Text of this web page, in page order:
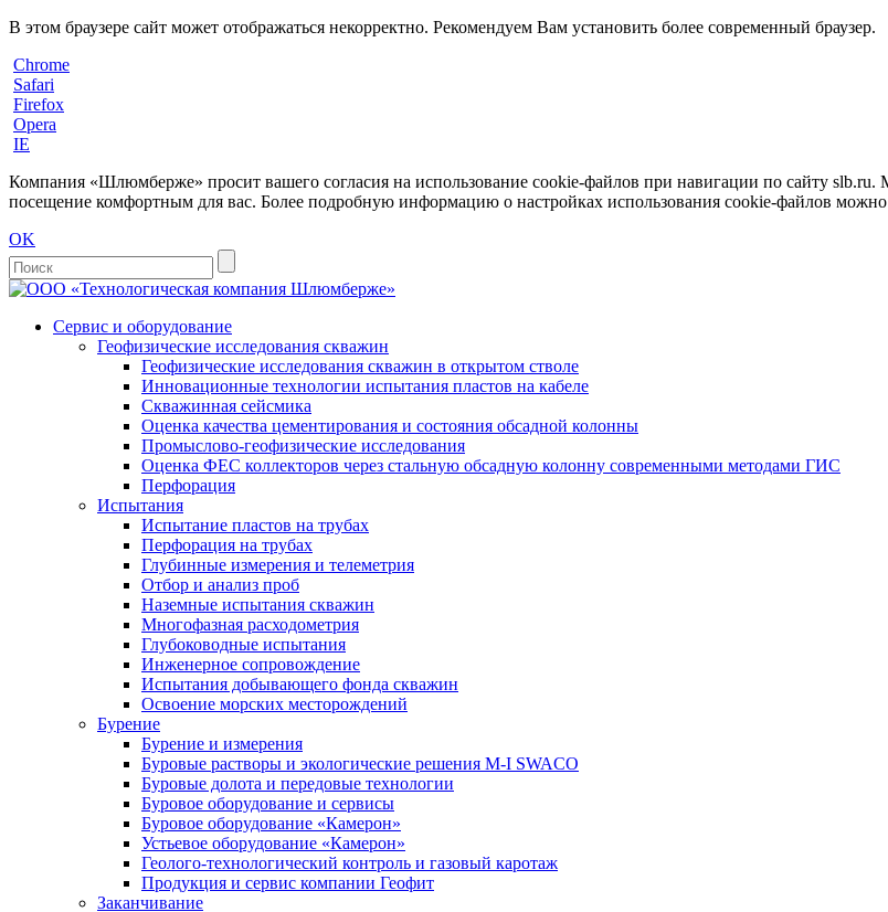
В этом браузере сайт может отображаться некорректно. Рекомендуем Вам установить более современный браузер.
Chrome
Safari
Firefox
Opera
IE
Компания «Шлюмберже» просит вашего согласия на использование cookie-файлов при навигации по сайту slb.ru.
посещение комфортным для вас. Более подробную информацию о настройках использования cookie-файлов можно
OK
Сервис и оборудование
Геофизические исследования скважин
Геофизические исследования скважин в открытом стволе
Инновационные технологии испытания пластов на кабеле
Скважинная сейсмика
Оценка качества цементирования и состояния обсадной колонны
Промыслово-геофизические исследования
Оценка ФЕС коллекторов через стальную обсадную колонну современными методами ГИС
Перфорация
Испытания
Испытание пластов на трубах
Перфорация на трубах
Глубинные измерения и телеметрия
Отбор и анализ проб
Наземные испытания скважин
Многофазная расходометрия
Глубоководные испытания
Инженерное сопровождение
Испытания добывающего фонда скважин
Освоение морских месторождений
Бурение
Бурение и измерения
Буровые растворы и экологические решения M-I SWACO
Буровые долота и передовые технологии
Буровое оборудование и сервисы
Буровое оборудование «Камерон»
Устьевое оборудование «Камерон»
Геолого-технологический контроль и газовый каротаж
Продукция и сервис компании Геофит
Заканчивание